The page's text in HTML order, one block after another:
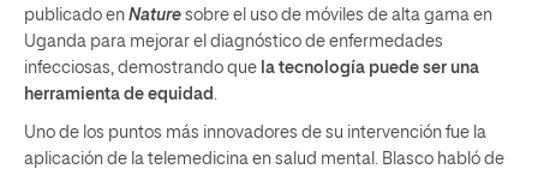
publicado en Nature sobre el uso de móviles de alta gama en
Uganda para mejorar el diagnóstico de enfermedades
infecciosas, demostrando que la tecnología puede ser una
herramienta de equidad
Uno de los puntos más innovadores de su intervención fue la
aplicación de la telemedicina en salud mental. Blasco habló de